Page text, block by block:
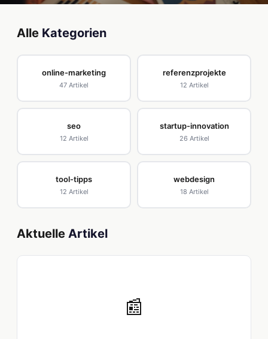
Alle Kategorien
online-marketing
47 Artikel
referenzprojekte
12 Artikel
seo
12 Artikel
startup-innovation
26 Artikel
tool-tipps
12 Artikel
webdesign
18 Artikel
Aktuelle Artikel
📰